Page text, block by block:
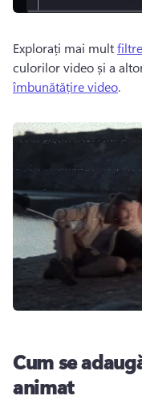
Explorați mai mult
culorilor video și a
îmbunătățire video.
Cum se
animat